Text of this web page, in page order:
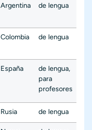
Argentina de lengua
Colombia de lengua
España de lengua,
para
profesores
Rusia de lengua